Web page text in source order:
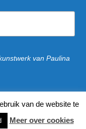
van Paulina
van de website te
Meer over cookies